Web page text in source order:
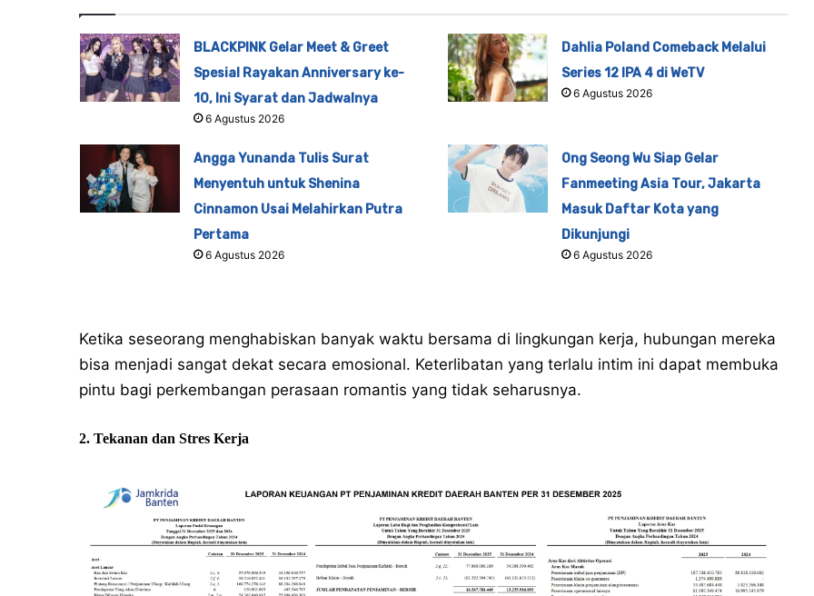
BLACKPINK Gelar Meet & Greet
Spesial Rayakan Anniversary ke-
10, Ini Syarat dan Jadwalnya
6 Agustus 2026
Dahlia Poland Comeback Melalui
Series 12 IPA 4 di WeTV
6 Agustus 2026
Angga Yunanda Tulis Surat
Menyentuh untuk Shenina
Cinnamon Usai Melahirkan Putra
Pertama
6 Agustus 2026
Ong Seong Wu Siap Gelar
Fanmeeting Asia Tour, Jakarta
Masuk Daftar Kota yang
Dikunjungi
6 Agustus 2026
Ketika seseorang menghabiskan banyak waktu bersama di lingkungan kerja, hubungan mereka
bisa menjadi sangat dekat secara emosional. Keterlibatan yang terlalu intim ini dapat membuka
pintu bagi perkembangan perasaan romantis yang tidak seharusnya.
2. Tekanan dan Stres Kerja